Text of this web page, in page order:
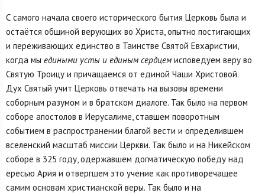
С самого начала своего исторического бытия Церковь была и
остаётся общиной верующих во Христа, опытно постигающих
и переживающих единство в Таинстве Святой Евхаристии,
когда мы едиными усты и единым сердцем исповедуем веру во
Святую Троицу и причащаемся от единой Чаши Христовой.
Дух Святый учит Церковь отвечать на вызовы времени
соборным разумом и в братском диалоге. Так было на первом
соборе апостолов в Иерусалиме, ставшем поворотным
событием в распространении благой вести и определившем
вселенский масштаб миссии Церкви. Так было и на Никейском
соборе в 325 году, одержавшем догматическую победу над
ересью Ария и отвергшем это учение как противоречащее
самим основам христианской веры. Так было и на